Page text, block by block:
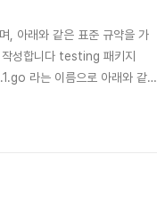
, 아래와 같은 표준 규약을 가
성합니다 testing 패키지
라는 이름으로 아래와 같은